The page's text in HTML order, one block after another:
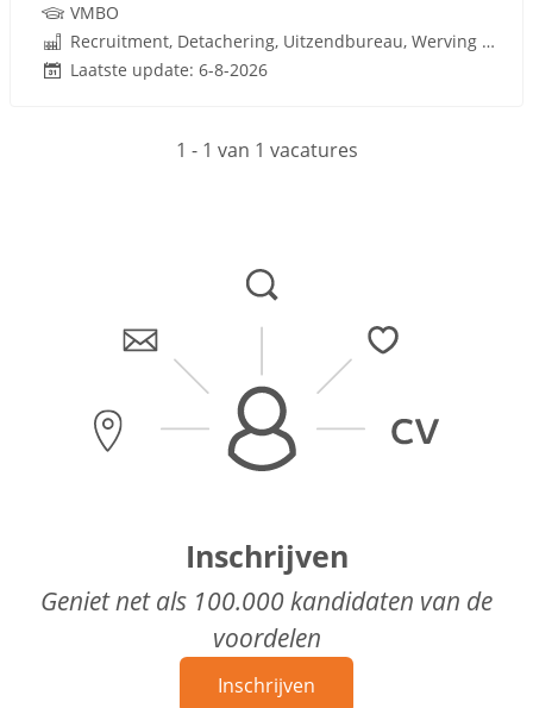
VMBO
Recruitment, Detachering, Uitzendbureau, Werving en Selectie
Laatste update: 6-8-2026
1 - 1 van 1 vacatures
Inschrijven
Geniet net als 100.000 kandidaten van de
voordelen
Inschrijven